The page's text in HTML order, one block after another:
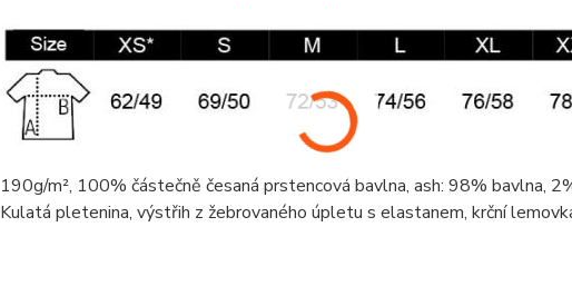
190g/m², 100% částečně česaná prstencová bavlna, ash: 98% bavlna,
Kulatá pletenina, výstřih z žebrovaného úpletu s elastanem, krční